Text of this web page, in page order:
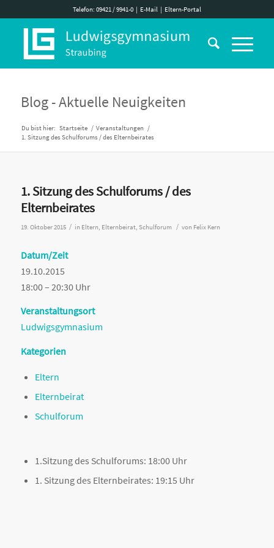
Telefon: 09421 / 9941-0| E-Mail| Eltern-Portal
Blog - Aktuelle Neuigkeiten
Du bist hier: Startseite / Veranstaltungen /
1. Sitzung des Schulforums / des Elternbeirates
1. Sitzung des Schulforums / des
Elternbeirates
19. Oktober 2015 / in Eltern, Elternbeirat, Schulforum / von Felix Kern
Datum/Zeit
19.10.2015
18:00 – 20:30 Uhr
Veranstaltungsort
Ludwigsgymnasium
Kategorien
Eltern
Elternbeirat
Schulforum
1.Sitzung des Schulforums: 18:00 Uhr
1. Sitzung des Elternbeirates: 19:15 Uhr